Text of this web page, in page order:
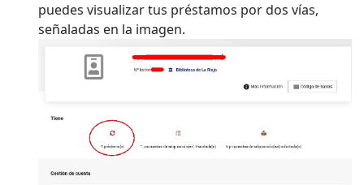
puedes visualizar tus préstamos por dos vías,
señaladas en la imagen.